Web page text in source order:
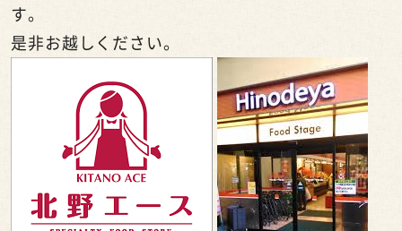
す。
是非お越しください。